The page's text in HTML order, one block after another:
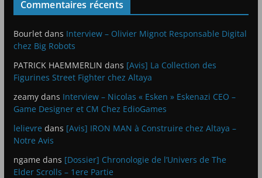
Commentaires récents
Bourletdans Interview – Olivier Mignot Responsable Digital
chez Big Robots
PATRICK HAEMMERLIN dans [Avis] La Collection des
Figurines Street Fighter chez Altaya
zeamydans Interview – Nicolas « Esken » Eskenazi CEO –
Game Designer et CM Chez EdioGames
lelievre dans [Avis] IRON MAN à Construire chez Altaya –
Notre Avis
ngame dans [Dossier] Chronologie de l’Univers de The
Elder Scrolls – 1ere Partie